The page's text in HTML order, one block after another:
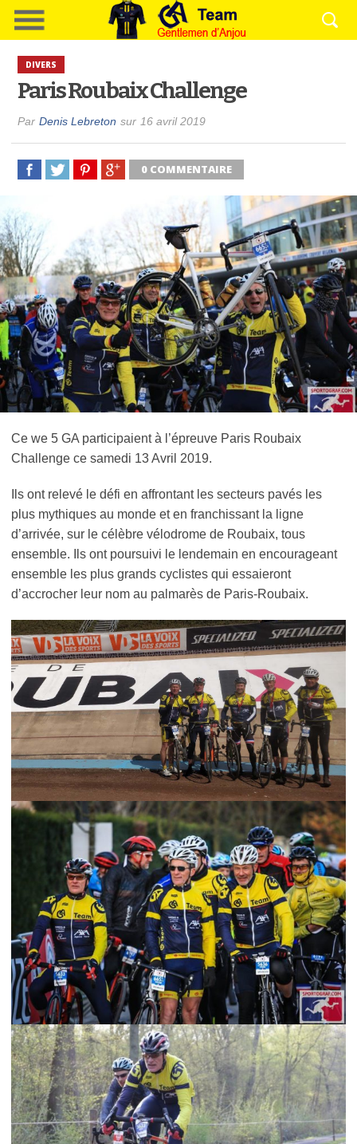
DIVERS
Paris Roubaix Challenge
Par Denis Lebreton sur 16 avril 2019
0 COMMENTAIRE
Ce we 5 GA participaient à l’épreuve Paris Roubaix
Challenge ce samedi 13 Avril 2019.
Ils ont relevé le défi en affrontant les secteurs pavés les
plus mythiques au monde et en franchissant la ligne
d’arrivée, sur le célèbre vélodrome de Roubaix, tous
ensemble. Ils ont poursuivi le lendemain en encourageant
ensemble les plus grands cyclistes qui essaieront
d’accrocher leur nom au palmarès de Paris-Roubaix.